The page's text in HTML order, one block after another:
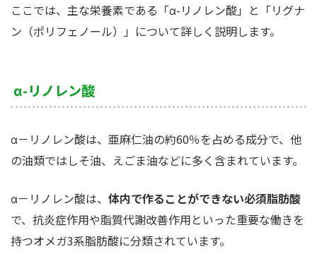
ここでは、主な栄養素である「α-リノレン酸」と「リグナ
ン（ポリフェノール）」について詳しく説明します。
α-リノレン酸
α－リノレン酸は、亜麻仁油の約60％を占める成分で、他
の油類ではしそ油、えごま油などに多く含まれています。
α－リノレン酸は、 体内で作ることができない必須脂肪酸
で、抗炎症作用や脂質代謝改善作用といった重要な働きを
持つオメガ3系脂肪酸に分類されています。